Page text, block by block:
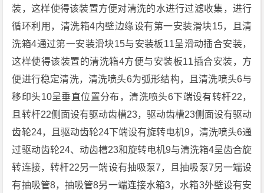
装，这样使得该装置方便对清洗的水进行过滤收集，进行
循环利用，清洗箱4内壁边缘设有第一安装滑块15，且清
洗箱4通过第一安装滑块15与安装板11呈滑动插合安装，
这样使得该装置的清洗箱4方便与安装板11插合安装，方
便进行稳定清洗，清洗喷头6为弧形结构，且清洗喷头6与
移印头10呈垂直位置分布，清洗喷头6下端设有转杆22，
且转杆22侧面设有驱动齿槽23，驱动齿槽23侧面设有驱动
齿轮24，且驱动齿轮24下端设有旋转电机9，清洗喷头6通
过驱动齿轮24、动齿槽23和旋转电机9与清洗箱4呈齿合旋
转连接，转杆22另一端设有抽吸泵7，且抽吸泵7另一端设
有抽吸管8，抽吸管8另一端连接水箱3，水箱3外壁设有安